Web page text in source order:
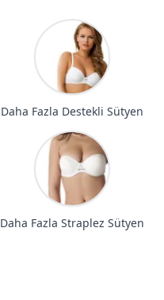
Daha Fazla Destekli Sütyen
Daha Fazla Straplez Sütyen